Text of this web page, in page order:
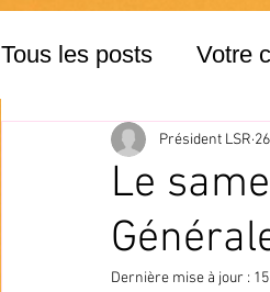
Tous les posts Votre
Le
Président LSR
Dernière mise à jour :